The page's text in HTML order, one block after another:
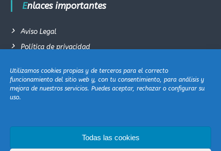
Utilizamos cookies propias y de terceros para el correcto
funcionamiento del sitio web y, con tu consentimiento, para análisis y
mejora de nuestros servicios. Puedes aceptar, rechazar o configurar su
uso.
Todas las cookies
Enlaces importantes
Aviso Legal
Política de privacidad
Política de cookie (EU)
Contacto